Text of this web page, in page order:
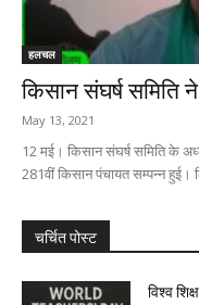
हलचल
किसान संघर्ष
May 13, 2021
12 मई। किसान संघर्ष समिति के
281वीं किसान पंचायत सम्पन्न हुई।
चर्चित पोस्ट
विश्व